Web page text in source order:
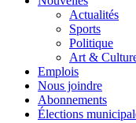
Actualités
Sports
Politique
Art &
Emplois
Nous joindre
Abonnements
Élections